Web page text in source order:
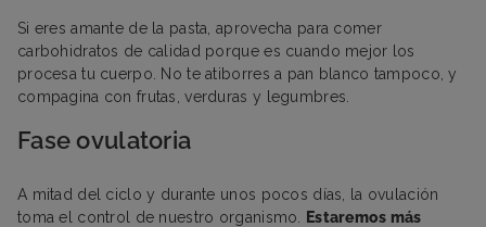
Si eres amante de la pasta, aprovecha para comer
carbohidratos de calidad porque es cuando mejor los
procesa tu cuerpo. No te atiborres a pan blanco tampoco, y
compagina con frutas, verduras y legumbres.
Fase ovulatoria
A mitad del ciclo y durante unos pocos días, la ovulación
toma el control de nuestro organismo.
Estaremos más